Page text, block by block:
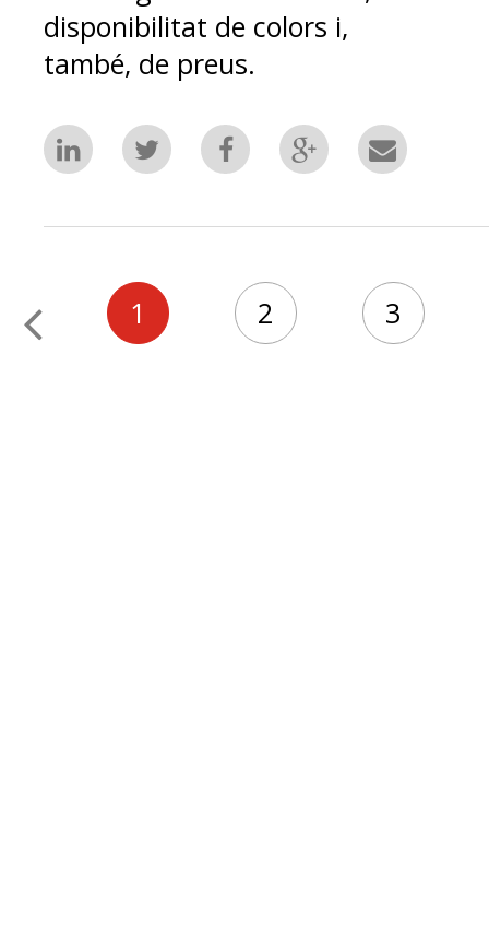
disponibilitat de colors i,
també, de preus.
1 2 3